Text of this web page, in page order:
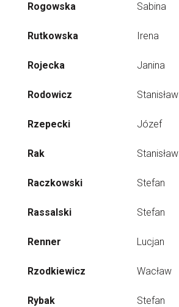
Rogowska Sabina
Rutkowska Irena
Rojecka Janina
Rodowicz Stanisław
Rzepecki Józef
Rak Stanisław
Raczkowski Stefan
Rassalski Stefan
Renner Lucjan
Rzodkiewicz Wacław
Rybak Stefan